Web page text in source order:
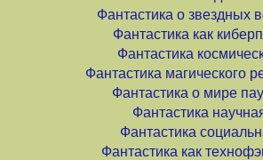
Фантастика о звездных
Фантастика как
Фантастика
Фантастика магического
Фантастика о мире
Фантастика
Фантастика
Фантастика как